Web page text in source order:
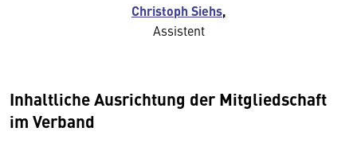
Christoph Siehs,
Assistent
Inhaltliche Ausrichtung der Mitgliedschaft
im Verband